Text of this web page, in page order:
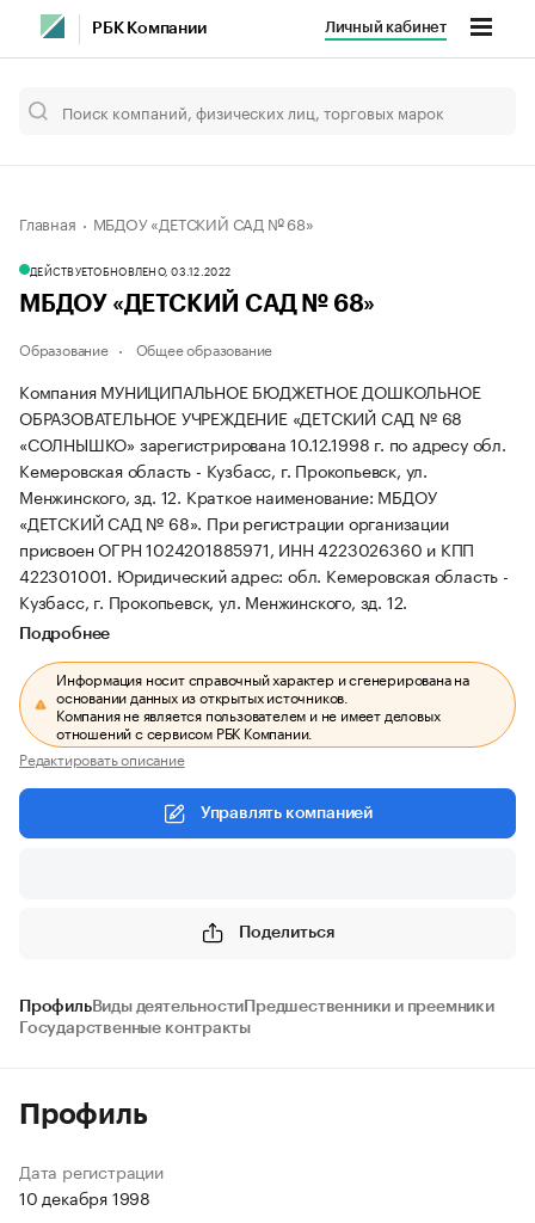
РБК Компании Личный кабинет
Главная МБДОУ «ДЕТСКИЙ САД № 68»
ДЕЙСТВУЕТОБНОВЛЕНО, 03.12.2022
МБДОУ «ДЕТСКИЙ САД № 68»
Образование Общее образование
Компания МУНИЦИПАЛЬНОЕ БЮДЖЕТНОЕ ДОШКОЛЬНОЕ
ОБРАЗОВАТЕЛЬНОЕ УЧРЕЖДЕНИЕ «ДЕТСКИЙ САД № 68
«СОЛНЫШКО» зарегистрирована 10.12.1998 г. по адресу обл.
Кемеровская область - Кузбасс, г. Прокопьевск, ул.
Менжинского, зд. 12. Краткое наименование: МБДОУ
«ДЕТСКИЙ САД № 68». При регистрации организации
присвоен ОГРН 1024201885971, ИНН 4223026360 и КПП
422301001. Юридический адрес: обл. Кемеровская область -
Кузбасс, г. Прокопьевск, ул. Менжинского, зд. 12.
Подробнее
Информация носит справочный характер и сгенерирована на
основании данных из открытых источников.
Компания не является пользователем и не имеет деловых
отношений с сервисом РБК Компании.
Редактировать описание
Управлять компанией
Поделиться
ПрофильВиды деятельности Предшественники и преемники
Государственные контракты
Профиль
Дата регистрации
10 декабря 1998